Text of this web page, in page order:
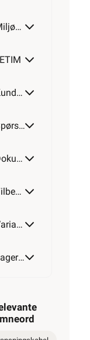
ETIM
og svar
av artikkel